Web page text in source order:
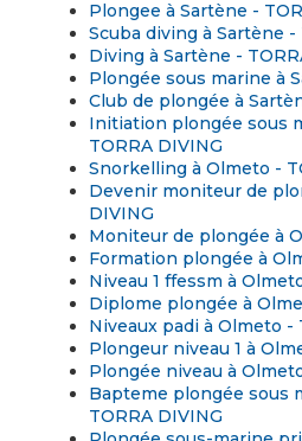
Plongee à Sartène -
Scuba diving à Sartène -
Diving à Sartène -
Plongée sous marine à
Club de plongée à
Initiation plongée sous
TORRA DIVING
Snorkelling à Olmeto -
Devenir moniteur de
DIVING
Moniteur de plongée à
Formation plongée à
Niveau 1 ffessm à
Diplome plongée à
Niveaux padi à Olmeto -
Plongeur niveau 1 à
Plongée niveau à
Bapteme plongée sous
TORRA DIVING